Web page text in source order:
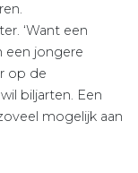
‘Want een
een jongere
op de
biljarten. Een
mogelijk aan